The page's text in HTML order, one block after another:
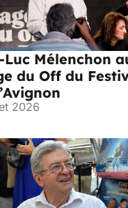
Luc Mélenchon
du Off du
2026